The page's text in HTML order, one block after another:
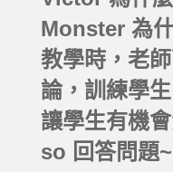
Monster 為
教學時，老
論，訓練學
讓學生有機
so 回答問題~